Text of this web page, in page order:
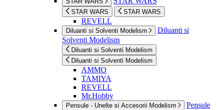
STAR WARS STAR WARS
REVELL
Diluanti si Solventi Modelism
Diluanti si
Solventi Modelism
Diluanti si Solventi Modelism
Diluanti si Solventi Modelism
AMMO
TAMIYA
REVELL
Mr.Hobby
Pensule - Unelte si Accesorii Modelism
Pensule